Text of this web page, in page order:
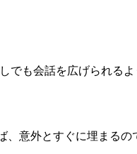
でも会話を広げられる
意外とすぐに埋まるの